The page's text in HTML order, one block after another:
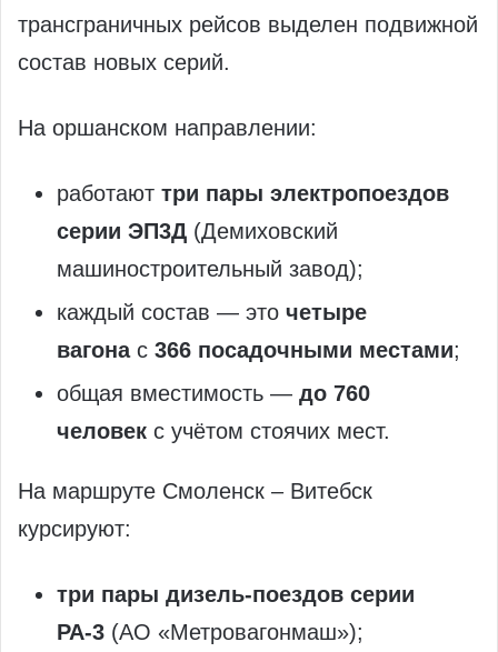
трансграничных рейсов выделен подвижной
состав новых серий.
На оршанском направлении:
работают три пары электропоездов
серии ЭП3Д (Демиховский
машиностроительный завод);
каждый состав — это четыре
вагонас 366 посадочными местами;
общая вместимость — до 760
человек с учётом стоячих мест.
На маршруте Смоленск – Витебск
курсируют:
три пары дизель-поездов серии
РА‑3 (АО «Метровагонмаш»);